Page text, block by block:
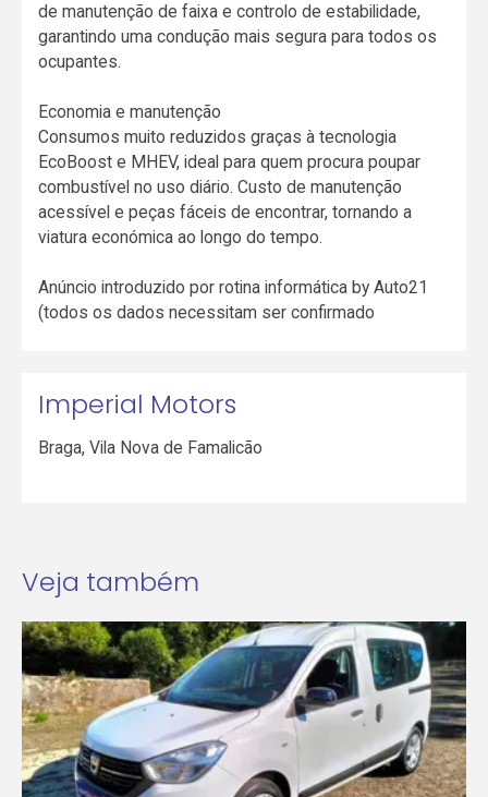
de manutenção de faixa e controlo de estabilidade,
garantindo uma condução mais segura para todos os
ocupantes.
Economia e manutenção
Consumos muito reduzidos graças à tecnologia
EcoBoost e MHEV, ideal para quem procura poupar
combustível no uso diário. Custo de manutenção
acessível e peças fáceis de encontrar, tornando a
viatura económica ao longo do tempo.
Anúncio introduzido por rotina informática by Auto21
(todos os dados necessitam ser confirmado
Imperial Motors
Braga,Vila Nova de Famalicão
Veja também